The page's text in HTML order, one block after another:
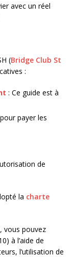
avec un réel
(Bridge Club St
:
: Ce guide est à
payer les
de
la charte
vous pouvez
à l’aide de
l’utilisation de